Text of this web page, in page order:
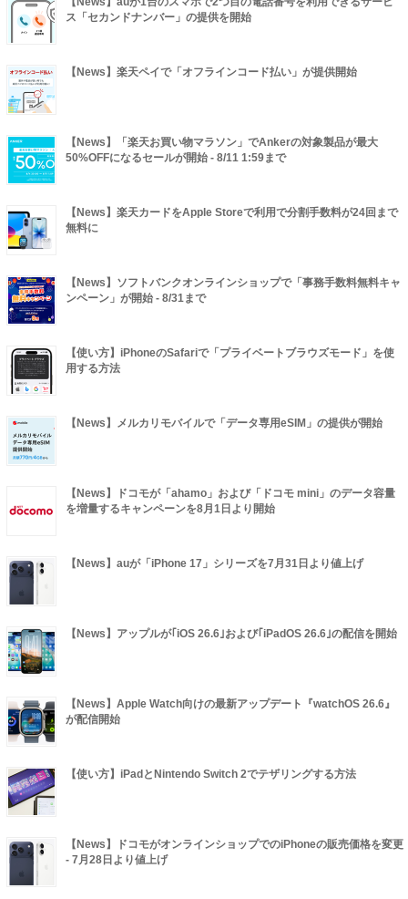
ス「セカンドナンバー」の提供を開始
【News】楽天ペイで「オフラインコード払い」が提供開始
【News】「楽天お買い物マラソン」でAnkerの対象製品が最大
50%OFFになるセールが開始 - 8/11 1:59まで
【News】楽天カードをApple Storeで利用で分割手数料が24回まで
無料に
【News】ソフトバンクオンラインショップで「事務手数料無料キャ
ンペーン」が開始 - 8/31まで
【使い方】iPhoneのSafariで「プライベートブラウズモード」を使
用する方法
【News】メルカリモバイルで「データ専用eSIM」の提供が開始
【News】ドコモが「ahamo」および「ドコモ mini」のデータ容量
を増量するキャンペーンを8月1日より開始
【News】auが「iPhone 17」シリーズを7月31日より値上げ
【News】アップルが｢iOS 26.6｣および｢iPadOS 26.6｣の配信を開始
【News】Apple Watch向けの最新アップデート『watchOS 26.6』
が配信開始
【使い方】iPadとNintendo Switch 2でテザリングする方法
【News】ドコモがオンラインショップでのiPhoneの販売価格を変更
- 7月28日より値上げ